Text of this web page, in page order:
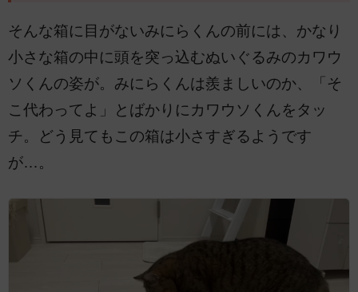
そんな箱に目がないみにらくんの前には、かなり
小さな箱の中に頭を突っ込むぬいぐるみのカワウ
ソくんの姿が。みにらくんは羨ましいのか、「そ
こ代わってよ」とばかりにカワウソくんをタッ
チ。どう見てもこの箱は小さすぎるようです
が…。